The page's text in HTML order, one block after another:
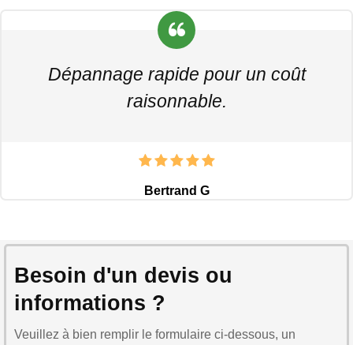
Dépannage rapide pour un coût
raisonnable.
Bertrand G
Besoin d'un devis ou
informations ?
Veuillez à bien remplir le formulaire ci-dessous, un